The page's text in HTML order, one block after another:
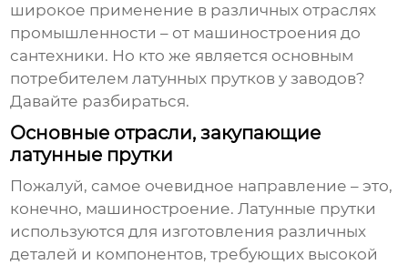
широкое применение в различных отраслях
промышленности – от машиностроения до
сантехники. Но кто же является основным
потребителемлатунных прутков у заводов?
Давайте разбираться.
Основные отрасли, закупающие
латунные прутки
Пожалуй, самое очевидное направление – это,
конечно, машиностроение.Латунные прутки
используются для изготовления различных
деталей и компонентов, требующих высокой